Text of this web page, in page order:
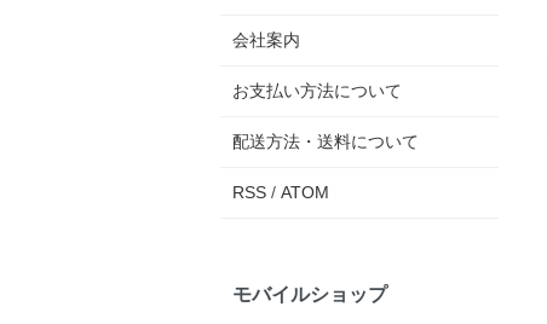
会社案内
お支払い方法について
配送方法・送料について
RSS / ATOM
モバイルショップ